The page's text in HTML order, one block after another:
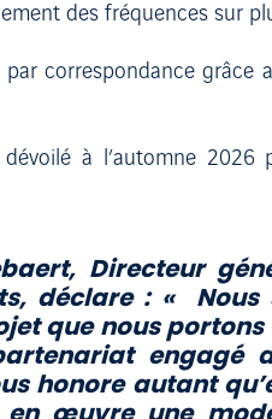
des fréquences sur
correspondance
à l’automne
Directeur
déclare : «
que nous
engagé
honore autant